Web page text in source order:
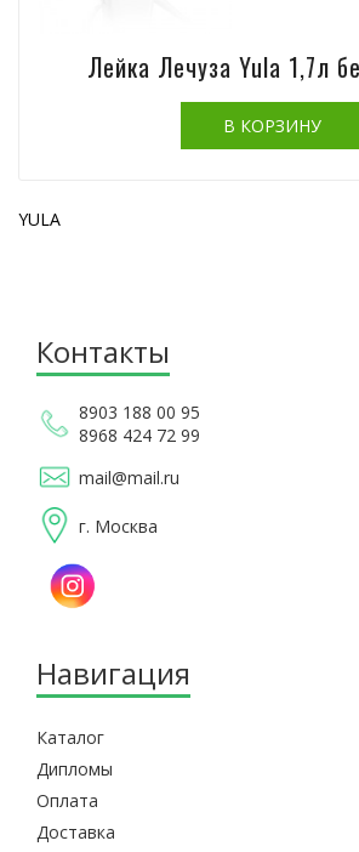
Лейка Лечуза Yula 1,7л
YULA
Контакты
8903 188 00 95
8968 424 72 99
mail@mail.ru
г. Москва
Навигация
Каталог
Дипломы
Оплата
Доставка